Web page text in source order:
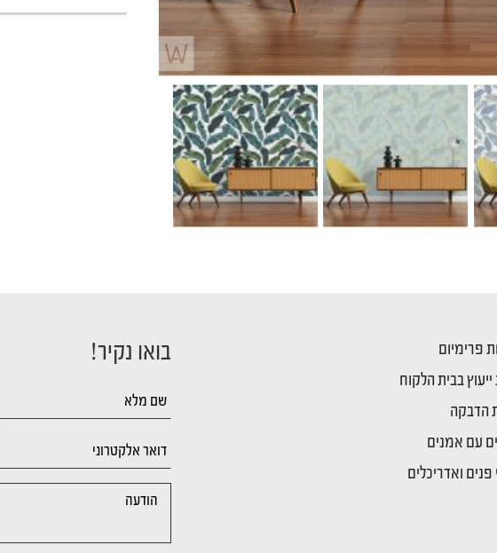
פרימיום
בבית הלקוח
הדבקה
עם אמנים
ואדריכלים
בואו נקיר!